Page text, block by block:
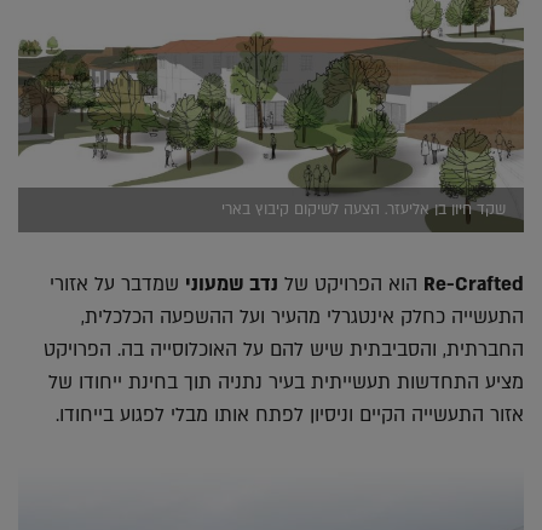
שקד חיון בן אליעזר. הצעה לשיקום קיבוץ בארי
Re-Crafted הוא הפרויקט של נדב שמעוני שמדבר על אזורי
התעשייה כחלק אינטגרלי מהעיר ועל ההשפעה הכלכלית,
החברתית, והסביבתית שיש להם על האוכלוסייה בה. הפרויקט
מציע התחדשות תעשייתית בעיר נתניה תוך בחינת ייחודו של
אזור התעשייה הקיים וניסיון לפתח אותו מבלי לפגוע בייחודו.